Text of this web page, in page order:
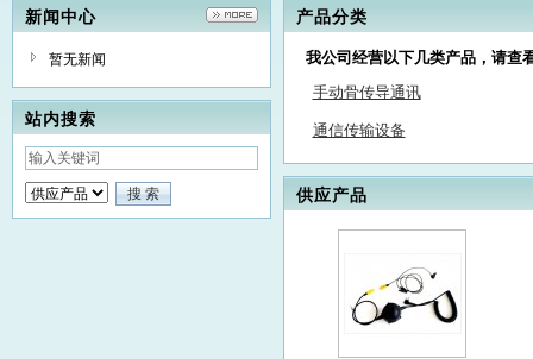
新闻中心
暂无新闻
站内搜索
产品分类
我公司经营以下几类产品，请查
手动骨传导通讯
通信传输设备
供应产品